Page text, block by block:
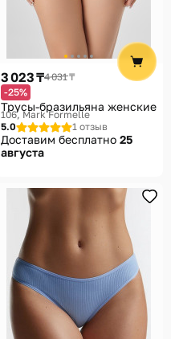
3 023 ₸4 031 ₸
-25%
Трусы-бразильяна женские
106 Mark Formelle
5.0
1 отзыв
Доставим бесплатно 25
августа